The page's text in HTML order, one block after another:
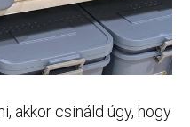
akkor csináld úgy, hogy